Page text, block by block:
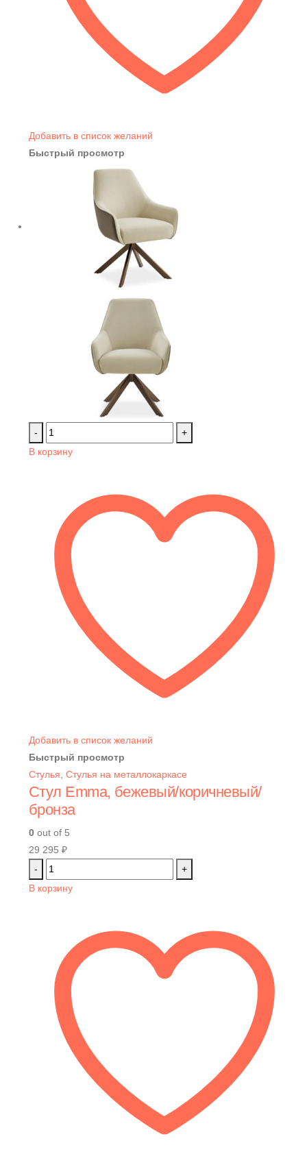
Добавить в список желаний
Быстрый просмотр
-
+
В корзину
Добавить в список желаний
Быстрый просмотр
Стулья Стулья на металлокаркасе
Стул Emma, бежевый/коричневый/
бронза
0 out of 5
29 295 ₽
-
+
В корзину